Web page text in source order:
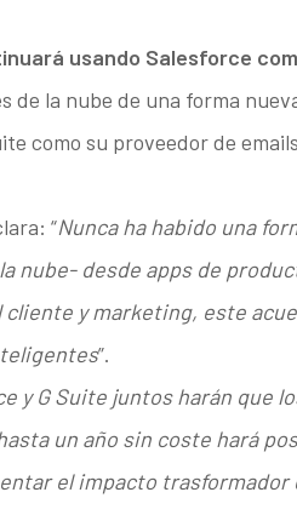
usando Salesforce
de la nube de una forma
como su proveedor de
“Nunca ha habido una
nube- desde apps de
y marketing, este
”.
y G Suite juntos harán que
un año sin coste hará
el impacto trasformador